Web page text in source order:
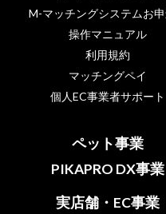
M-マッチングシステムお
操作マニュアル
利用規約
マッチングペイ
個人EC事業者サポート
ペット事業
PIKAPRO DX事業
実店舗・EC事業